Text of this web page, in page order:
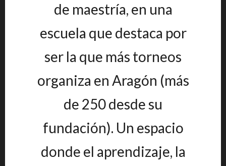
de maestría, en una
escuela que destaca por
ser la que más torneos
organiza en Aragón (más
de 250 desde su
fundación). Un espacio
donde el aprendizaje, la